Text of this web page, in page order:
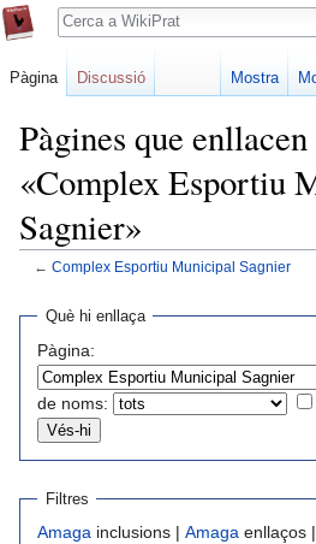
Pàgines que
«Complex Esportiu
Sagnier»
← Complex Esportiu Municipal Sagnier
Jump
navigation
Jump
search
Què hi enllaça
Pàgina:
de noms:
Filtres
Amaga inclusions | Amaga enllaços |
Pàgina Discussió Mostra
Cerca